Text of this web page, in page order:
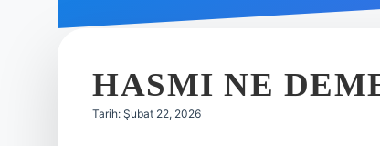
HASMI NE
Tarih: Şubat 22, 2026